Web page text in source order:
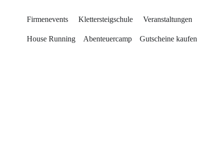
Firmenevents Klettersteigschule Veranstaltungen
House Running Abenteuercamp Gutscheine kaufen